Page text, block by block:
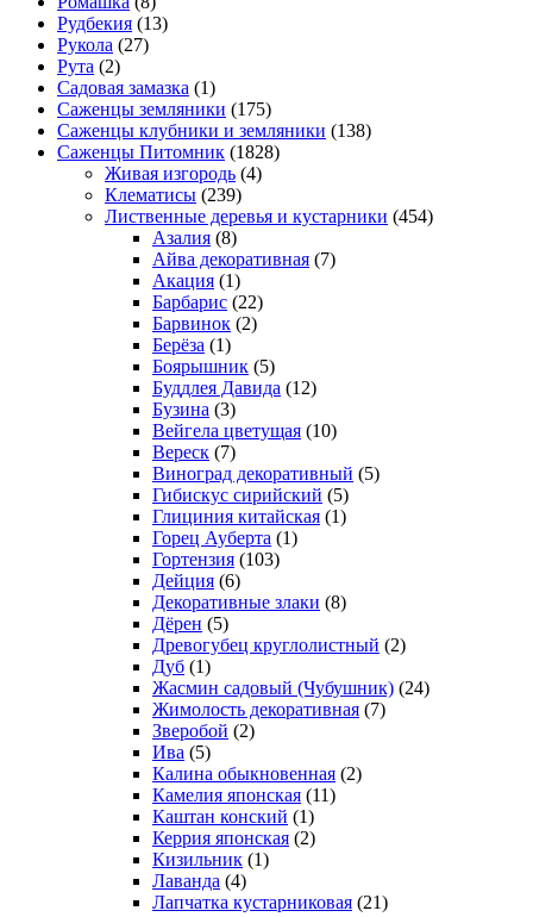
Рудбекия (13)
Рукола (27)
Рута (2)
Садовая замазка (1)
Саженцы земляники (175)
Саженцы клубники и земляники (138)
Саженцы Питомник (1828)
Живая изгородь (4)
Клематисы (239)
Лиственные деревья и кустарники (454)
Азалия (8)
Айва декоративная (7)
Акация (1)
Барбарис (22)
Барвинок (2)
Берёза (1)
Боярышник (5)
Буддлея Давида (12)
Бузина (3)
Вейгела цветущая (10)
Вереск (7)
Виноград декоративный (5)
Гибискус сирийский (5)
Глициния китайская (1)
Горец Ауберта (1)
Гортензия (103)
Дейция (6)
Декоративные злаки (8)
Дёрен (5)
Древогубец круглолистный (2)
Дуб (1)
Жасмин садовый (Чубушник) (24)
Жимолость декоративная (7)
Зверобой (2)
Ива (5)
Калина обыкновенная (2)
Камелия японская (11)
Каштан конский (1)
Керрия японская (2)
Кизильник (1)
Лаванда (4)
Лапчатка кустарниковая (21)